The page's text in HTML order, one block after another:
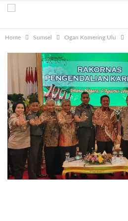
Home Sumsel Ogan Komering Ulu